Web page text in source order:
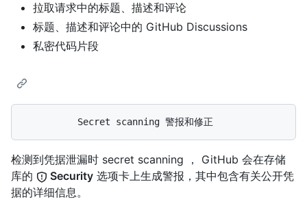
拉取请求中的标题、描述和评论
标题、描述和评论中的 GitHub Discussions
私密代码片段
检测到凭据泄漏时 secret scanning ， GitHub 会在存储
库的
Security 选项卡上生成警报，其中包含有关公开凭
据的详细信息。